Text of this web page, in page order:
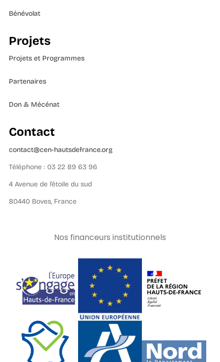
Bénévolat
Projets
Projets et Programmes
Partenaires
Don & Mécénat
Contact
contact@cen-hautsdefrance.org
Téléphone : 03 22 89 63 96
4 Avenue de l’étoile du sud
80440 Boves, France
Nos financeurs institutionnels